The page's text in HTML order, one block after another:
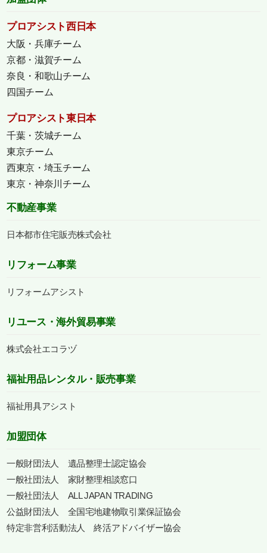
プロアシスト西日本
大阪・兵庫チーム
京都・滋賀チーム
奈良・和歌山チーム
四国チーム
プロアシスト東日本
千葉・茨城チーム
東京チーム
西東京・埼玉チーム
東京・神奈川チーム
不動産事業
日本都市住宅販売株式会社
リフォーム事業
リフォームアシスト
リユース・海外貿易事業
株式会社エコラヅ
福祉用品レンタル・販売事業
福祉用具アシスト
加盟団体
一般財団法人 遺品整理士認定協会
一般社団法人 家財整理相談窓口
一般社団法人 ALL JAPAN TRADING
公益財団法人 全国宅地建物取引業保証協会
特定非営利活動法人 終活アドバイザー協会